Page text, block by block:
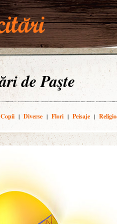
de Paşte
Copii | Diverse | Flori | Peisaje |